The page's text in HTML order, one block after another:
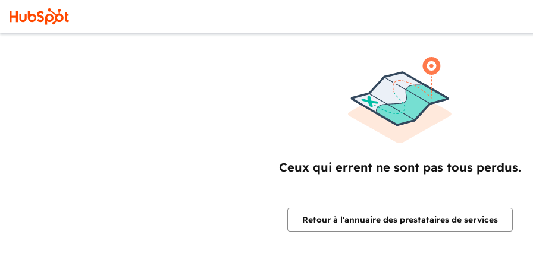
Ceux qui errent ne sont pas tous perdus.
Retour à l'annuaire des prestataires de services